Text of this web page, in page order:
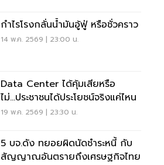
กำไรโรงกลั่นน้ำมันอู้ฟู่ หรือชั่วคราว
14 พ.ค. 2569 | 23:00 น.
Data Center ได้คุ้มเสียหรือ
ไม่...ประชาชนได้ประโยชน์จริงแค่ไหน
19 พ.ค. 2569 | 23:30 น.
5 บจ.ดัง ทยอยผิดนัดชำระหนี้ กับ
สัญญาณอันตรายถึงเศรษฐกิจไทย